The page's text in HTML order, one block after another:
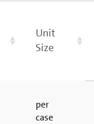
Unit
Size
per
case